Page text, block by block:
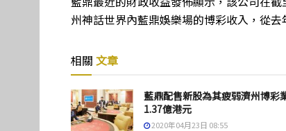
州神話世界內藍鼎娛樂場的博彩收入，從
相關 文章
藍鼎配售新股為其疲弱濟州博彩
1.37億港元
2020年04月23日 08:55